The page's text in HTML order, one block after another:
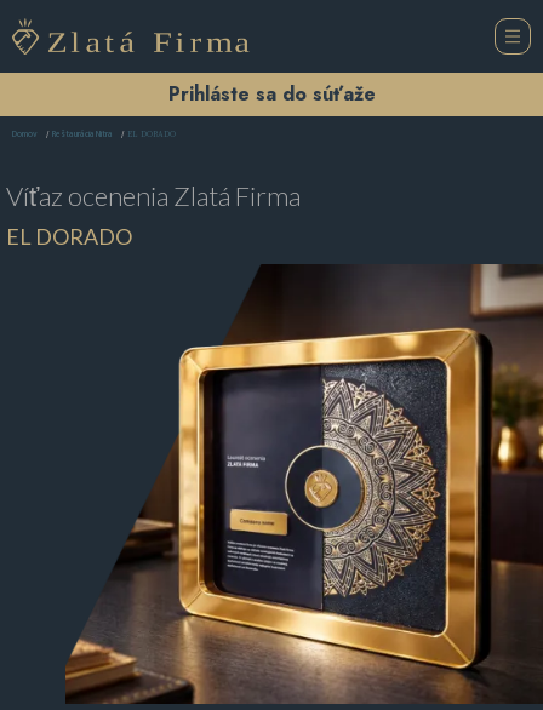
Prihláste sa do súťaže
Domov Reštaurácia Nitra EL DORADO
Víťaz ocenenia Zlatá Firma
EL DORADO